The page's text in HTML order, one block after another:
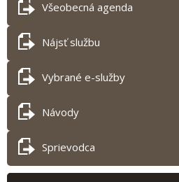
Všeobecná agenda
Nájsť službu
Vybrané e-služby
Návody
Sprievodca